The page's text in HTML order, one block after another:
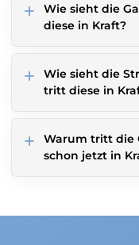
Wie sieht die
diese in Kraft?
Wie sieht die
tritt diese in
Warum tritt die
schon jetzt in